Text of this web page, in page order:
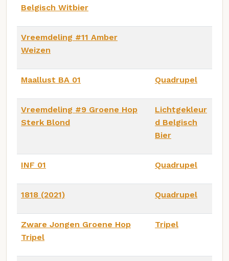
Belgisch Witbier
Vreemdeling #11 Amber
Weizen
Maallust BA 01 Quadrupel
Vreemdeling #9 Groene Hop
Sterk Blond
Lichtgekleur
d Belgisch
Bier
INF 01 Quadrupel
1818 (2021) Quadrupel
Zware Jongen Groene Hop
Tripel
Tripel